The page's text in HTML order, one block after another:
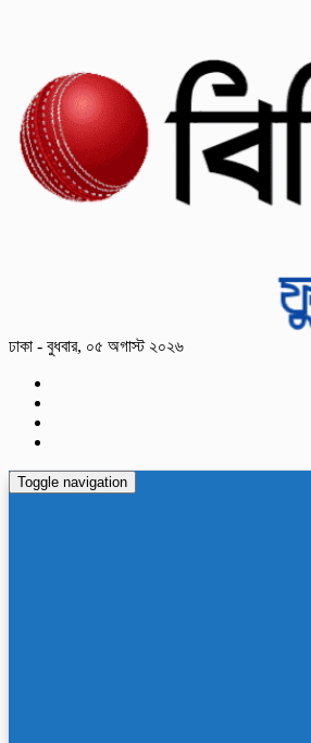
ঢাকা - বুধবার, ০৫ অগাস্ট ২০২৬
Toggle navigation